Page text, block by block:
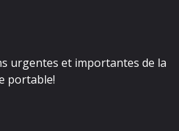
urgentes et importantes de la
portable!